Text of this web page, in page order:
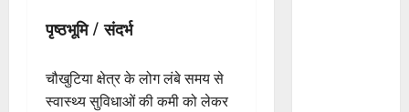
पृष्ठभूमि / संदर्भ
चौखुटिया क्षेत्र के लोग लंबे समय से
स्वास्थ्य सुविधाओं की कमी को लेकर